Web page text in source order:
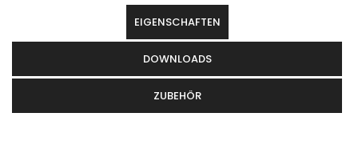
EIGENSCHAFTEN
DOWNLOADS
ZUBEHÖR